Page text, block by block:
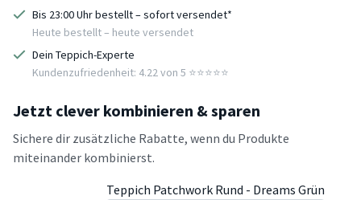
Bis 23:00 Uhr bestellt – sofort versendet*
Heute bestellt – heute versendet
Dein Teppich-Experte
Kundenzufriedenheit: 4.22 von 5 ⭐️⭐️⭐️⭐️⭐️
Jetzt clever kombinieren & sparen
Sichere dir zusätzliche Rabatte, wenn du Produkte
miteinander kombinierst.
Teppich Patchwork Rund - Dreams Grün